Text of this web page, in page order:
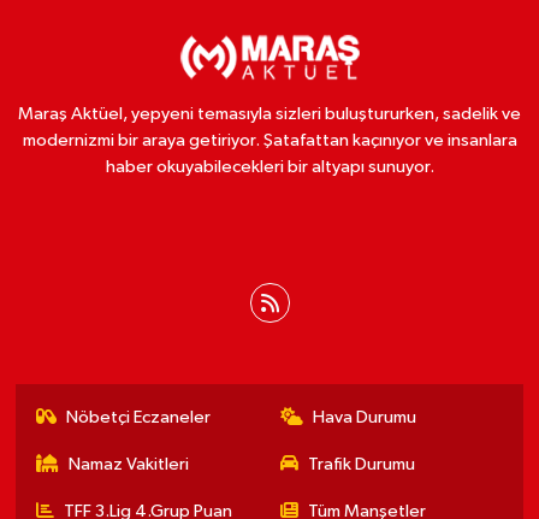
Maraş Aktüel, yepyeni temasıyla sizleri buluştururken, sadelik ve
modernizmi bir araya getiriyor. Şatafattan kaçınıyor ve insanlara
haber okuyabilecekleri bir altyapı sunuyor.
Nöbetçi Eczaneler Hava Durumu
Namaz Vakitleri Trafik Durumu
TFF 3.Lig 4.Grup Puan Tüm Manşetler